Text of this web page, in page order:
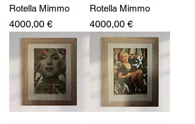
Rotella Mimmo
Prezzo
4000,00 €
Rotella Mimmo
Prezzo
4000,00 €